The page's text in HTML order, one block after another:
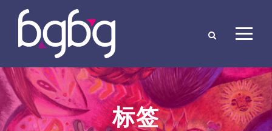
标签